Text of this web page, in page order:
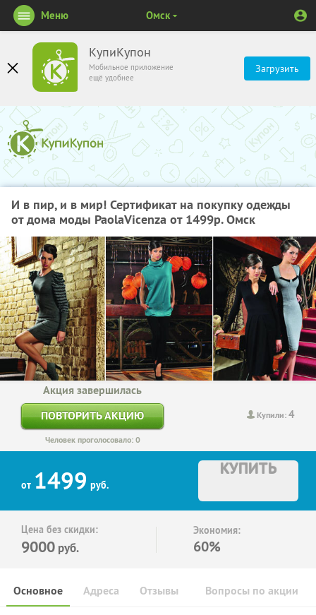
КупиКупон
Мобильное приложение
ещё удобнее
Загрузить
Меню Омск
И в пир, и в мир! Сертификат на покупку одежды
от дома моды PaolaVicenza от 1499р. Омск
Купили:4
Акция завершилась
ПОВТОРИТЬ АКЦИЮ
Человек проголосовало: 0
от 1499 руб.
КУПИТЬ
Цена без скидки:
9000 руб.
Экономия:
60%
Основное Отзывы Вопросы по акции
Адреса